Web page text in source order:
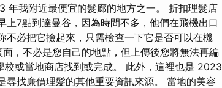
年我附近最便宜的髮廊的地方之一。 折扣理髮店
7點到達曼谷，因為時間不多，他們在飛機出口
不必把它撿起來，只需檢查一下它是否可以在機
，不必是您自己的地點，但上傳後您將無法再編
或當地商店找到或完成。 此外，這裡也是 2023
找廉價理髮的其他重要資訊來源。 當地的美容